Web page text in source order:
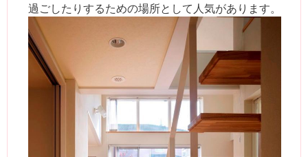
過ごしたりするための場所として人気があります。